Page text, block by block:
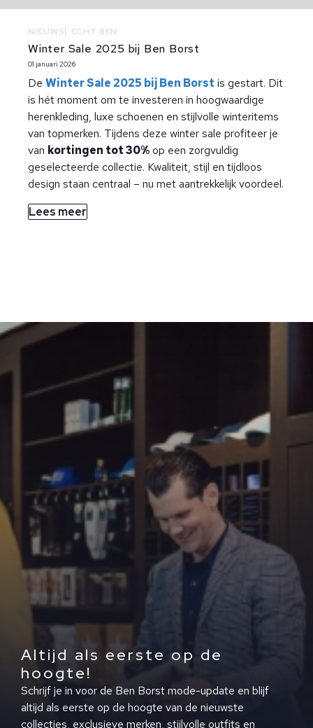
NIEUWS ECHT BEN
Winter Sale 2025 bij Ben Borst
01 januari 2026
De Winter Sale 2025 bij Ben Borst is gestart. Dit
is hét moment om te investeren in hoogwaardige
herenkleding, luxe schoenen en stijlvolle winteritems
van topmerken. Tijdens deze winter sale profiteer je
van kortingen tot 30%op een zorgvuldig
geselecteerde collectie. Kwaliteit, stijl en tijdloos
design staan centraal – nu met aantrekkelijk voordeel.
Lees meer
Altijd als eerste op de
hoogte!
Schrijf je in voor de Ben Borst mode-update en blijf
altijd als eerste op de hoogte van de nieuwste
collecties, exclusieve merken, stijlvolle outfits en